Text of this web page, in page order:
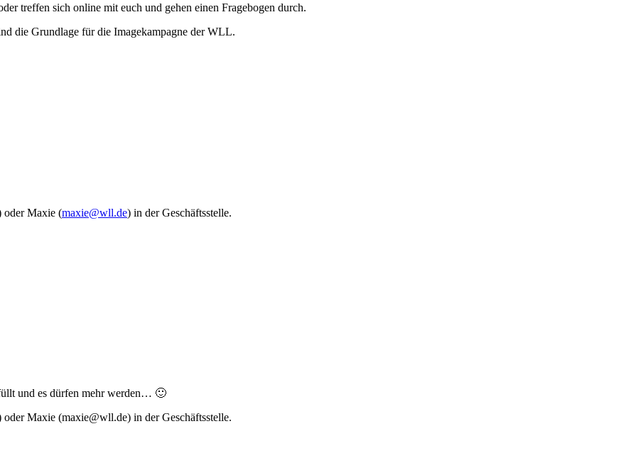
treffen sich online mit euch und gehen einen Fragebogen durch.
die Grundlage für die Imagekampagne der WLL.
oder Maxie (maxie@wll.de) in der Geschäftsstelle.
und es dürfen mehr werden… 🙂
Maxie (maxie@wll.de) in der Geschäftsstelle.